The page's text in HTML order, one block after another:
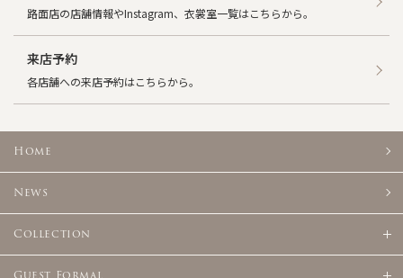
会社）
（３）司法、行政、または、これに類する公的機関等から法
令に基づいて開示を求められた場合。
路面店の店舗情報やInstagram、衣裳室一覧はこちらから。
来店予約
各店舗への来店予約はこちらから。
Home
News
Collection